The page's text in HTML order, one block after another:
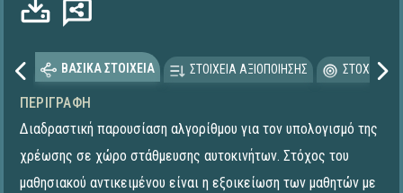
ΒΑΣΙΚΑ ΣΤΟΙΧΕΙΑ ΣΤΟΙΧΕΙΑ ΑΞΙΟΠΟΙΗΣΗΣ
ΠΕΡΙΓΡΑΦΉ
Διαδραστική παρουσίαση αλγορίθμου για τον υπολογισμό της
χρέωσης σε χώρο στάθμευσης αυτοκινήτων. Στόχος του
μαθησιακού αντικειμένου είναι η εξοικείωση των μαθητών με